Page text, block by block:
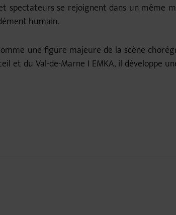
spectateurs se rejoignent dans un même
humain.
une figure majeure de la scène
et du Val-de-Marne I EMKA, il développe